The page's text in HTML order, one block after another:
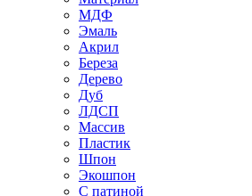
МДФ
Эмаль
Акрил
Береза
Дерево
Дуб
ЛДСП
Массив
Пластик
Шпон
Экошпон
С патиной